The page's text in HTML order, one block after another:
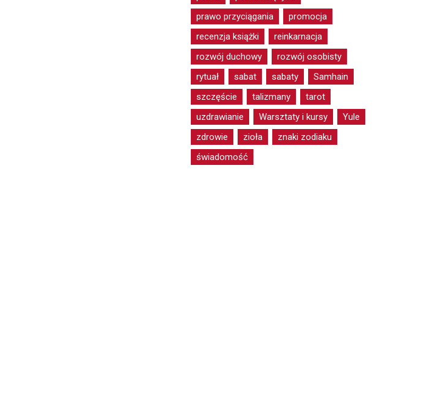
prawo przyciągania
promocja
recenzja książki
reinkarnacja
rozwój duchowy
rozwój osobisty
rytuał
sabat sabaty
Samhain
szczęście
talizmany
tarot
uzdrawianie
Warsztaty i kursy
Yule
zdrowie
zioła
znaki zodiaku
świadomość